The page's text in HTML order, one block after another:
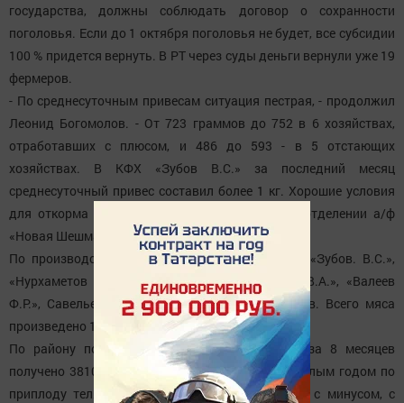
государства, должны соблюдать договор о сохранности
поголовья. Если до 1 октября поголовья не будет, все субсидии
100 % придется вернуть. В РТ через суды деньги вернули уже 19
фермеров.
- По среднесуточным привесам ситуация пестрая, - продолжил
Леонид Богомолов. - От 723 граммов до 752 в 6 хозяйствах,
отработавших с плюсом, и 486 до 593 - в 5 отстающих
хозяйствах. В КФХ «Зубов В.С.» за последний месяц
среднесуточный привес составил более 1 кг. Хорошие условия
для откорма бычков созданы в Утяшкинском отделении а/ф
«Новая Шешма»
По производству мяса хорошо сработали КФХ «Зубов. В.С.»,
«Нурхаметов З.М.», «Козлов В.А.», «Анисимов В.А.», «Валеев
Ф.Р.», Савельев А.А.». В отстающих - 7 хозяйств. Всего мяса
произведено 1553 тн (100 % к уровню 2015 года).
По району получено 60 телят на 100 коров, за 8 месяцев
получено 3810 (99 %) телят. В сравнении с прошлым годом по
приплоду телят больше хозяйств, сработавших с минусом, с